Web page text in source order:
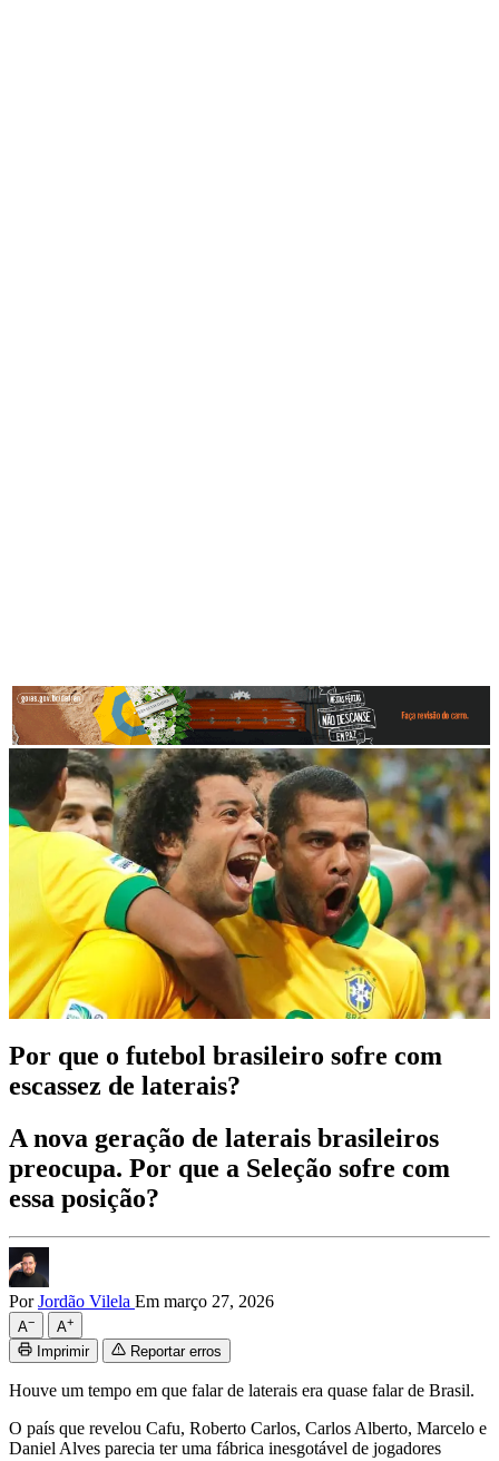
Por que o futebol brasileiro sofre com
escassez de laterais?
A nova geração de laterais brasileiros
preocupa. Por que a Seleção sofre com
essa posição?
PorJordão Vilela Em março 27, 2026
A− A+
Imprimir Reportar erros
Houve um tempo em que falar de laterais era quase falar de Brasil.
O país que revelou Cafu, Roberto Carlos, Carlos Alberto, Marcelo e
Daniel Alves parecia ter uma fábrica inesgotável de jogadores